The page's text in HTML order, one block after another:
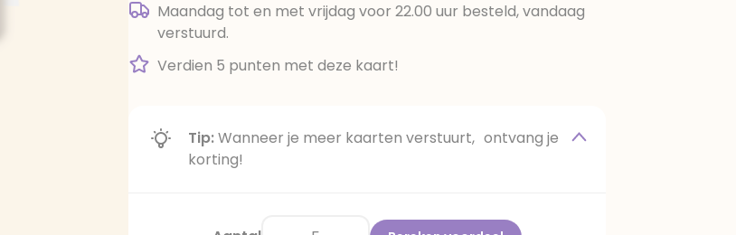
Maandag tot en met vrijdag voor 22.00 uur besteld, vandaag
verstuurd.
Verdien 5 punten met deze kaart!
Tip:Wanneer je meer kaarten verstuurt, ontvang je
korting!